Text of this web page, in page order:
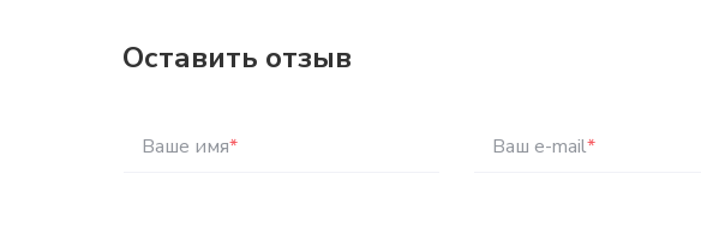
Оставить отзыв
Ваше имя* Ваш e-mail*